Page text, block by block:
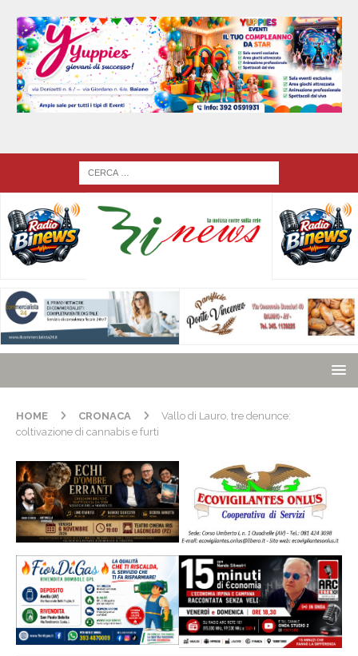
HOME CRONACA
Vallo di Lauro, tre denunce:
coltivazione di cannabis e furti